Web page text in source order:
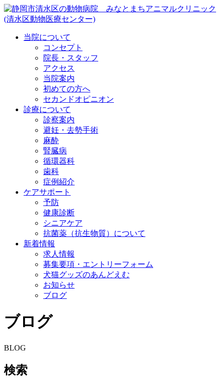
当院について
コンセプト
院長・スタッフ
アクセス
当院案内
初めての方へ
セカンドオピニオン
診療について
診察案内
避妊・去勢手術
麻酔
腎臓病
循環器科
歯科
症例紹介
ケアサポート
予防
健康診断
シニアケア
抗菌薬（抗生物質）について
新着情報
求人情報
募集要項・エントリーフォーム
犬猫グッズのあんどえむ
お知らせ
ブログ
ブログ
BLOG
検索